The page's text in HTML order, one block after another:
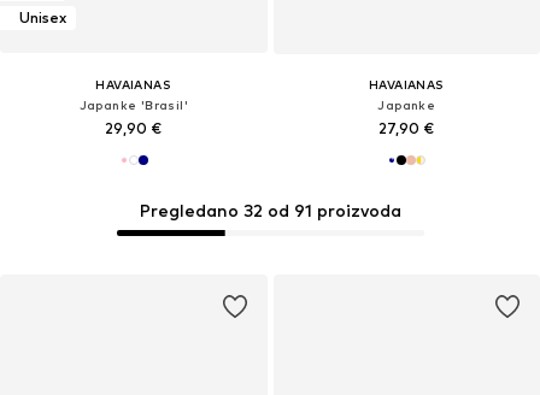
Unisex
HAVAIANAS
Japanke 'Brasil'
29,90 €
HAVAIANAS
Japanke
27,90 €
Pregledano 32 od 91 proizvoda